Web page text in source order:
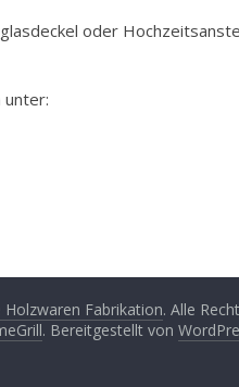
oder
unter:
Holzwaren Fabrikation. Alle
. Bereitgestellt von